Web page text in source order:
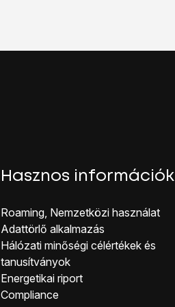
Hasznos információk
Roaming, Nemzetközi használat
Adattörlő alkalmazás
Hálózati minőségi célérté kek és
tanusítványok
Energetikai riport
Co mpliance